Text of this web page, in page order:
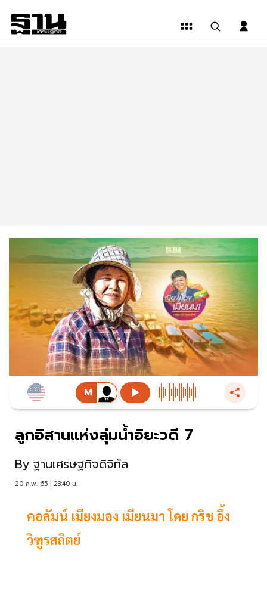
ลูกอิสานแห่งลุ่มน้ำอิยะวดี 7
By ฐานเศรษฐกิจดิจิทัล
20 ก.พ. 65 | 23:40 น.
คอลัมน์ เมียงมอง เมียนมา โดย กริช อึ้ง
วิฑูรสถิตย์